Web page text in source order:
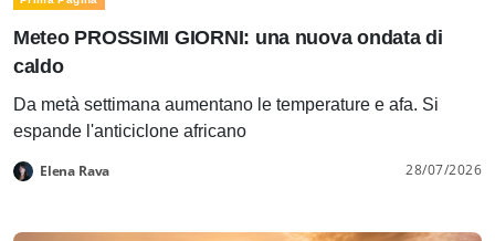
Meteo PROSSIMI GIORNI: una nuova ondata di
caldo
Da metà settimana aumentano le temperature e afa. Si
espande l'anticiclone africano
Elena Rava 28/07/2026